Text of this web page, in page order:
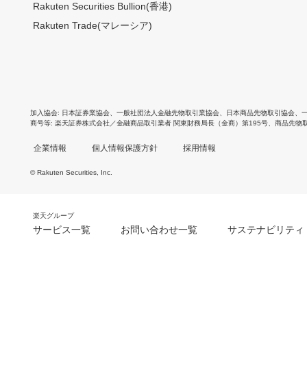
Rakuten Securities Bullion(香港)
Rakuten Trade(マレーシア)
加入協会 日本証券業協会 一般社団法人金融先物取引業協会 日本商品先物取引協会
商号等 楽天証券株式会社／金融商品取引業者 関東財務局長（金商）第195号、商品先物
企業情報 個人情報保護方針 採用情報
© Rakuten Securities, Inc.
楽天グループ
サービス一覧 お問い合わせ一覧 サステナビリティ